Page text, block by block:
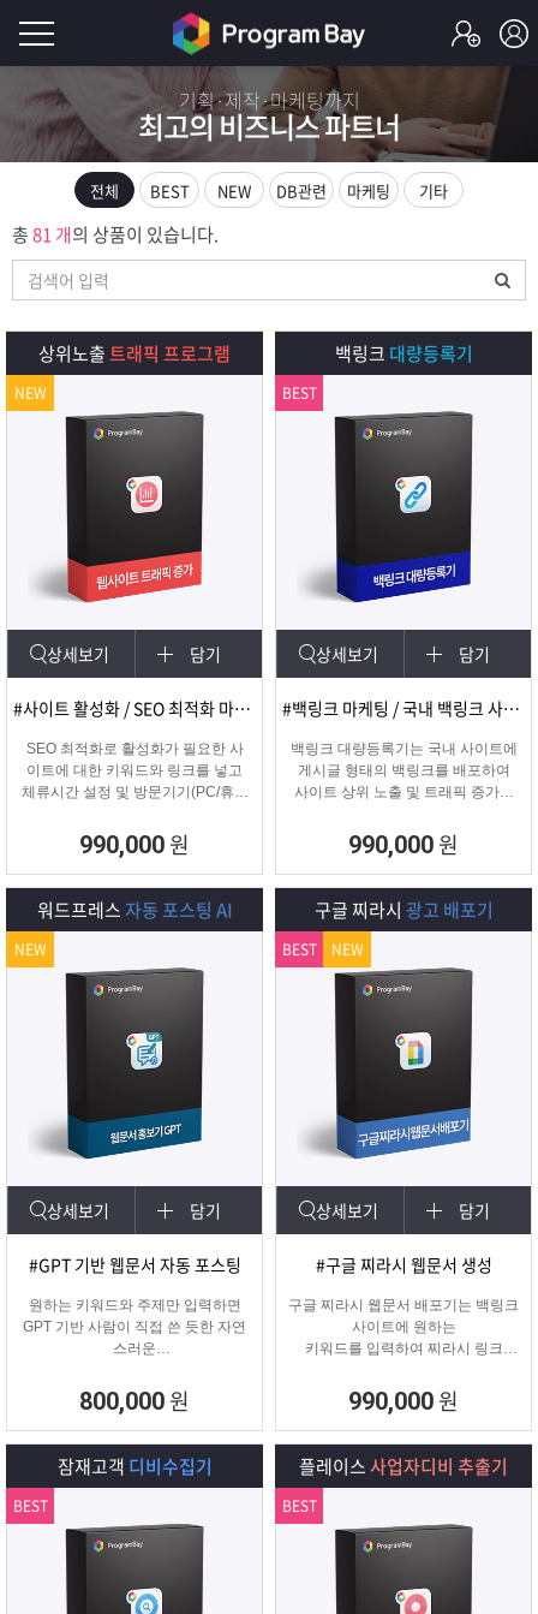
기획·제작·마케팅까지
최고의 비즈니스 파트너
그
이
요
합
그
원
가
Q&A
프
로
이
는?
프
구
매
로
그
램
상
품
문
의
객
센
터
마
이
페
이
지
파
트
너
전체 BEST NEW DB관련 마케팅 기타
총81 개의 상품이 있습니다.
상위노출트래픽 프로그램
상세보기 담기
#사이트 활성화 / SEO 최적화 마케팅
SEO 최적화로 활성화가 필요한 사
이트에 대한 키워드와 링크를 넣고
체류시간 설정 및 방문기기(PC/휴대
록시) 타입을 선택하여 실제 방문 유
입을 일으키는 효과로 사이트를 활성
화하는 프로그램
990,000 원
NEW
백링크 대량등록기
상세보기 담기
#백링크 마케팅 / 국내 백링크 사이트 생성
백링크 대량등록기는 국내 사이트에
게시글 형태의 백링크를 배포하여
사이트 상위 노출 및 트래픽 증가에
990,000 원
BEST
워드프레스자동 포스팅 AI
상세보기 담기
#GPT 기반 웹문서 자동 포스팅
원하는 키워드와 주제만 입력하면
GPT 기반 사람이 직접 쓴 듯한 자연
스러운
다.
콘텐츠 마케터, 기업들이 홍보하기에
적합한 마케팅 프로그램 입니다.
800,000 원
NEW
구글 찌라시 광고 배포기
상세보기 담기
#구글 찌라시 웹문서 생성
구글 찌라시 웹문서 배포기는 백링크
사이트에 원하는
키워드를 입력하여 찌라시 링크
키워드를 등록해주는 프로그램입니
다.
텔레그램 등 아이디 입력으로 문의건
수를 늘릴 수 있습니다.
990,000 원
BEST NEW
잠재고객 디비수집기
BEST
플레이스사업자디비 추출기
BEST